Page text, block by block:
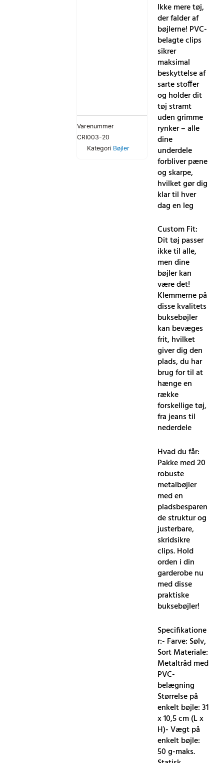
Varenummer
CRI003-20
Kategori Bøjler
Ikke mere tøj,
der falder af
bøjlerne! PVC-
belagte clips
sikrer
maksimal
beskyttelse af
sarte stoffer
og holder dit
tøj stramt
uden grimme
rynker – alle
dine
underdele
forbliver pæne
og skarpe,
hvilket gør dig
klar til hver
dag en leg
Custom Fit:
Dit tøj passer
ikke til alle,
men dine
bøjler kan
være det!
Klemmerne på
disse kvalitets
buksebøjler
kan bevæges
frit, hvilket
giver dig den
plads, du har
brug for til at
hænge en
række
forskellige tøj,
fra jeans til
nederdele
Hvad du får:
Pakke med 20
robuste
metalbøjler
med en
pladsbesparen
de struktur og
justerbare,
skridsikre
clips. Hold
orden i din
garderobe nu
med disse
praktiske
buksebøjler!
Specifikatione
r:- Farve: Sølv,
Sort Materiale:
Metaltråd med
PVC-
belægning
Størrelse på
enkelt bøjle: 31
x 10,5 cm (L x
H)- Vægt på
enkelt bøjle:
50 g-maks.